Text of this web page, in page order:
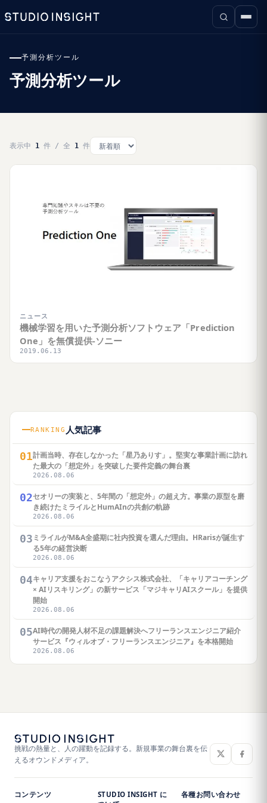
予測分析ツール
予測分析ツール
表示中 1 件 / 全 1 件
ニュース
機械学習を用いた予測分析ソフトウェア「Prediction
One」を無償提供-ソニー
2019.06.13
RANKING 人気記事
01計画当時、存在しなかった「星乃ありす」。堅実な事業計画に訪れ
た最大の「想定外」を突破した要件定義の舞台裏
2026.08.06
02セオリーの実装と、5年間の「想定外」の超え方。事業の原型を磨
き続けたミライルとHumAInの共創の軌跡
2026.08.06
03 ミライルがM&A全盛期に社内投資を選んだ理由。HRarisが誕生す
る5年の経営決断
2026.08.06
04キャリア支援をおこなうアクシス株式会社、「キャリアコーチング
× AIリスキリング」の新サービス「マジキャリAIスクール」を提供
開始
2026.08.06
05AI時代の開発人材不足の課題解決へフリーランスエンジニア紹介
サービス『ウィルオブ・フリーランスエンジニア』を本格開始
2026.08.06
挑戦の熱量と、人の躍動を記録する。新規事業の舞台裏を伝
えるオウンドメディア。
コンテンツ
STUDIO INSIGHT に
各種お問い合わせ